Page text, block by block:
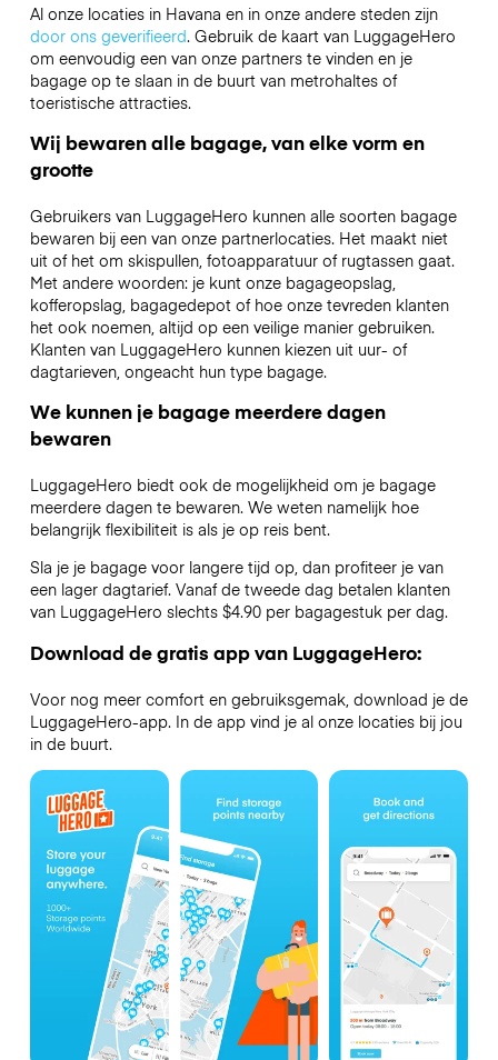
Al onze locaties in Havana en in onze andere steden zijn
door ons geverifieerd. Gebruik de kaart van LuggageHero
om eenvoudig een van onze partners te vinden en je
bagage op te slaan in de buurt van metrohaltes of
toeristische attracties.
Wij bewaren alle bagage, van elke vorm en
grootte
Gebruikers van LuggageHero kunnen alle soorten bagage
bewaren bij een van onze partnerlocaties. Het maakt niet
uit of het om skispullen, fotoapparatuur of rugtassen gaat.
Met andere woorden: je kunt onze bagageopslag,
kofferopslag, bagagedepot of hoe onze tevreden klanten
het ook noemen, altijd op een veilige manier gebruiken.
Klanten van LuggageHero kunnen kiezen uit uur- of
dagtarieven, ongeacht hun type bagage.
We kunnen je bagage meerdere dagen
bewaren
LuggageHero biedt ook de mogelijkheid om je bagage
meerdere dagen te bewaren. We weten namelijk hoe
belangrijk flexibiliteit is als je op reis bent.
Sla je je bagage voor langere tijd op, dan profiteer je van
een lager dagtarief. Vanaf de tweede dag betalen klanten
van LuggageHero slechts $4.90 per bagagestuk per dag.
Download de gratis app van LuggageHero:
Voor nog meer comfort en gebruiksgemak, download je de
LuggageHero-app. In de app vind je al onze locaties bij jou
in de buurt.